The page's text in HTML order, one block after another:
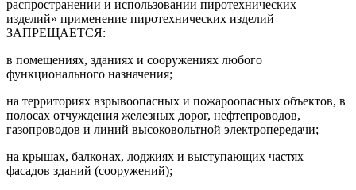
распространении и использовании пиротехнических
изделий» применение пиротехнических изделий
ЗАПРЕЩАЕТСЯ:
в помещениях, зданиях и сооружениях любого
функционального назначения;
на территориях взрывоопасных и пожароопасных объектов, в
полосах отчуждения железных дорог, нефтепроводов,
газопроводов и линий высоковольтной электропередачи;
на крышах, балконах, лоджиях и выступающих частях
фасадов зданий (сооружений);